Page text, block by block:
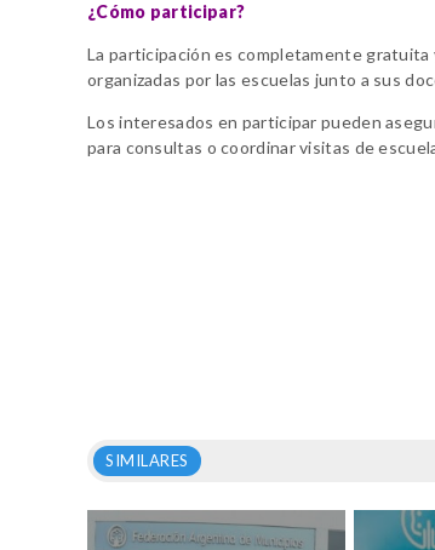
¿Cómo participar?
La participación es completamente
organizadas por las escuelas junto a sus
Los interesados en participar pueden
para consultas o coordinar visitas de
SIMILARES